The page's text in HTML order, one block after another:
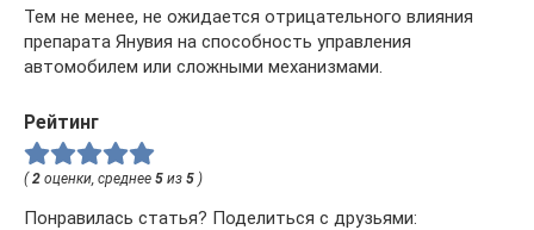
Тем не менее, не ожидается отрицательного влияния
препарата Янувия на способность управления
автомобилем или сложными механизмами.
Рейтинг
(2 оценки, среднее 5 из 5 )
Понравилась статья? Поделиться с друзьями: